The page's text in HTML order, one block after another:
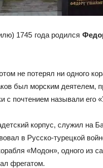
1745 года родился
не потерял ни одного
был морским деятелем,
с почтением называли его
корпус, служил на
в Русско-турецкой
«Модон», одного из
фрегатом.